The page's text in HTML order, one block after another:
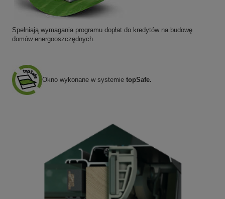
Spełniają wymagania programu dopłat do kredytów na budowę
domów energooszczędnych.
Okno wykonane w systemie topSafe.